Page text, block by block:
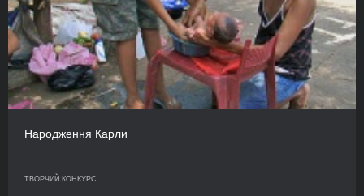
Народження Карли
ТВОРЧИЙ КОНКУРС